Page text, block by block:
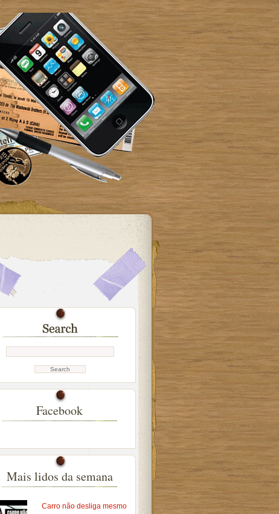
Facebook
Mais lidos da semana
Carro não desliga mesmo